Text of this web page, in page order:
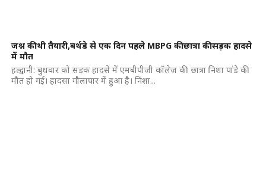
जश्न की थी तैयारी,बर्थडे से एक दिन पहले MBPG की छात्रा की सड़क हादसे
में मौत
हल्द्वानी: बुधवार को सड़क हादसे में एमबीपीजी कॉलेज की छात्रा निशा पांडे की
मौत हो गई। हादसा गौलापार में हुआ है। निशा...